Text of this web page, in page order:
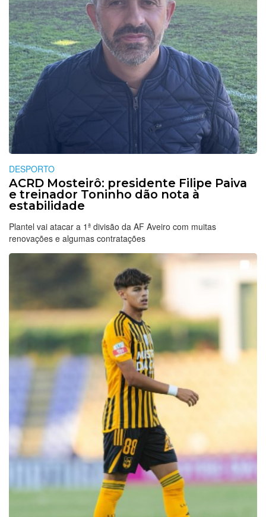
DESPORTO
ACRD Mosteirô: presidente Filipe Paiva
e treinador Toninho dão nota à
estabilidade
Plantel vai atacar a 1ª divisão da AF Aveiro com muitas
renovações e algumas contratações